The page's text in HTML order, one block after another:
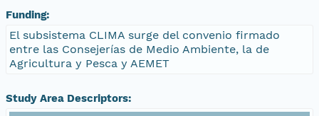
Funding:
El subsistema CLIMA surge del convenio firmado
entre las Consejerías de Medio Ambiente, la de
Agricultura y Pesca y AEMET
Study Area Descriptors: